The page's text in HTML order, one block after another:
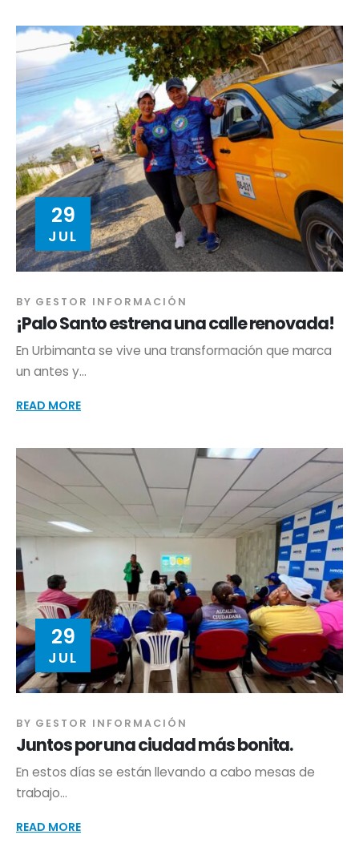
29
JUL
BY GESTOR INFORMACIÓN
¡Palo Santo estrena una calle renovada!
En Urbimanta se vive una transformación que marca
un antes y...
READ MORE
29
JUL
BY GESTOR INFORMACIÓN
Juntos por una ciudad más bonita.
En estos días se están llevando a cabo mesas de
trabajo...
READ MORE